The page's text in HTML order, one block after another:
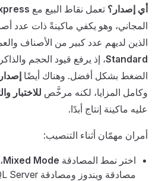
أي إصدار؟ تعمل نقاط البيع مع
المجاني، وهو يكفي ماكينةً ذات عدد
الذين لديهم عدد كبير من الأصناف
Standard
الضغط بشكل أفضل. وهناك أيضًا إصدار Developer
وكامل المزايا، لكنه مرخَّص للاختبار
عليه ماكينة إنتاج أبدًا.
أمران مهمّان أثناء التنصيب:
اختر نمط المصادقة Mixed Mode